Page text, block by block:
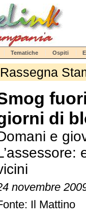
Tematiche Ospiti
Rassegna
di
e
novembre
Il Mattino